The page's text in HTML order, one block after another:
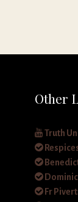
Other
Truth
Fr